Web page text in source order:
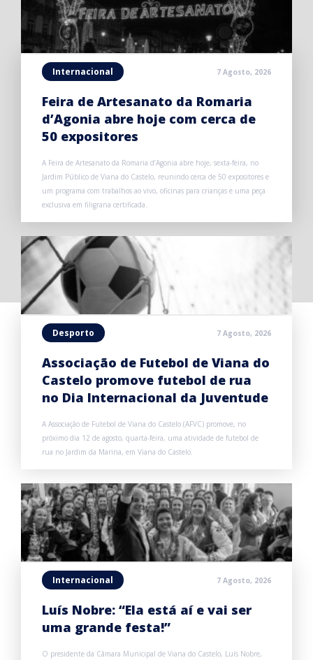
Internacional 7 Agosto, 2026
Feira de Artesanato da Romaria
d’Agonia abre hoje com cerca de
50 expositores
A Feira de Artesanato da Romaria d’Agonia abre hoje, sexta-feira, no
Jardim Público de Viana do Castelo, reunindo cerca de 50 expositores e
um programa com trabalhos ao vivo, oficinas para crianças e uma peça
exclusiva em filigrana certificada.
Desporto 7 Agosto, 2026
Associação de Futebol de Viana do
Castelo promove futebol de rua
no Dia Internacional da Juventude
A Associação de Futebol de Viana do Castelo (AFVC) promove, no
próximo dia 12 de agosto, quarta-feira, uma atividade de futebol de
rua no Jardim da Marina, em Viana do Castelo.
Internacional 7 Agosto, 2026
Luís Nobre: “Ela está aí e vai ser
uma grande festa!”
O presidente da Câmara Municipal de Viana do Castelo, Luís Nobre,